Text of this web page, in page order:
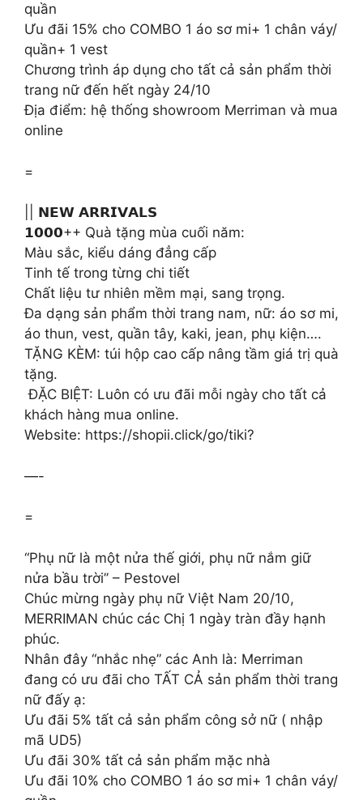
quần
Ưu đãi 15% cho COMBO 1 áo sơ mi+ 1 chân váy/
quần+ 1 vest
Chương trình áp dụng cho tất cả sản phẩm thời
trang nữ đến hết ngày 24/10
Địa điểm: hệ thống showroom Merriman và mua
online
=
|| 𝗡𝗘𝗪 𝗔𝗥𝗥𝗜𝗩𝗔𝗟𝗦
𝟭𝟬𝟬𝟬++ Quà tặng mùa cuối năm:
Màu sắc, kiểu dáng đẳng cấp
Tinh tế trong từng chi tiết
Chất liệu tư nhiên mềm mại, sang trọng.
Đa dạng sản phẩm thời trang nam, nữ: áo sơ mi,
áo thun, vest, quần tây, kaki, jean, phụ kiện….
TẶNG KÈM: túi hộp cao cấp nâng tầm giá trị quà
tặng.
️ ĐẶC BIỆT: Luôn có ưu đãi mỗi ngày cho tất cả
khách hàng mua online.
Website: https://shopii.click/go/tiki?
—-
=
“Phụ nữ là một nửa thế giới, phụ nữ nắm giữ
nửa bầu trời’’ – Pestovel
Chúc mừng ngày phụ nữ Việt Nam 20/10,
MERRIMAN chúc các Chị 1 ngày tràn đầy hạnh
phúc.
Nhân đây “nhắc nhẹ” các Anh là: Merriman
đang có ưu đãi cho TẤT CẢ sản phẩm thời trang
nữ đấy ạ:
Ưu đãi 5% tất cả sản phẩm công sở nữ ( nhập
mã UD5)
Ưu đãi 30% tất cả sản phẩm mặc nhà
Ưu đãi 10% cho COMBO 1 áo sơ mi+ 1 chân váy/